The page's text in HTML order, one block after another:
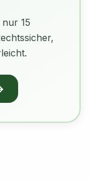
15